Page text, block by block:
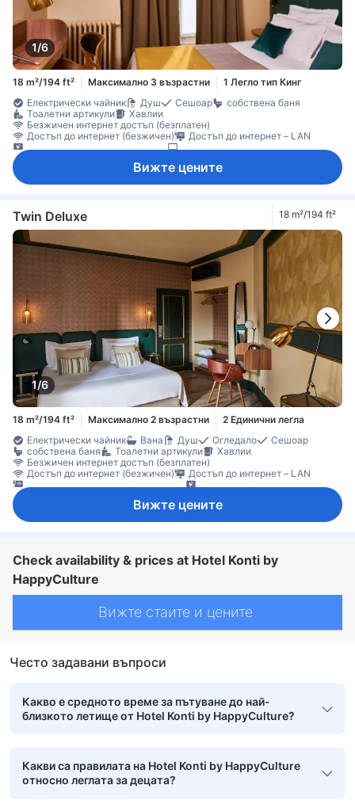
1/6
18 m²/194 ft² Максимално 3 възрастни
1 Легло тип Кинг
Електрически чайник
Душ Сешоар
собствена баня
Тоалетни артикули
Хавлии
Безжичен интернет достъп (безплатен)
Достъп до интернет (безжичен)
Достъп до интернет – LAN
Отопление Спално бельо
Гардеробна
Вижте цените
Twin Deluxe 18 m²/194 ft²
1/6
18 m²/194 ft² Максимално 2 възрастни
2 Единични легла
Електрически чайник
Вана Душ Огледало
Сешоар
собствена баня
Тоалетни артикули
Хавлии
Безжичен интернет достъп (безплатен)
Достъп до интернет (безжичен)
Достъп до интернет – LAN
Климатик Отопление
Вижте цените
Check availability & prices at Hotel Konti by
HappyCulture
Вижте стаите и цените
Често задавани въпроси
Какво е средното време за пътуване до най-
близкото летище от Hotel Konti by HappyCulture?
Какви са правилата на Hotel Konti by HappyCulture
относно леглата за децата?